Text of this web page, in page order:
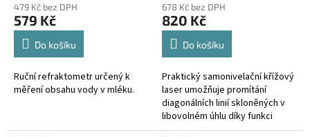
479 Kč bez DPH
579 Kč
Do košíku
Ruční refraktometr určený k
měření obsahu vody v mléku.
678 Kč bez DPH
820 Kč
Do košíku
Praktický samonivelační křížový
laser umožňuje promítání
diagonálních linií skloněných v
libovolném úhlu díky funkci
uzamčení.